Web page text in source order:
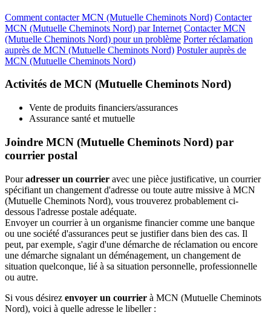
Comment contacter MCN (Mutuelle Cheminots Nord) Contacter
MCN (Mutuelle Cheminots Nord) par Internet Contacter MCN
(Mutuelle Cheminots Nord) pour un problème Porter réclamation
auprès de MCN (Mutuelle Cheminots Nord) Postuler auprès de
MCN (Mutuelle Cheminots Nord)
Activités de MCN (Mutuelle Cheminots Nord)
Vente de produits financiers/assurances
Assurance santé et mutuelle
Joindre MCN (Mutuelle Cheminots Nord) par
courrier postal
Pouradresser un courrier avec une pièce justificative, un courrier
spécifiant un changement d'adresse ou toute autre missive à MCN
(Mutuelle Cheminots Nord), vous trouverez probablement ci-
dessous l'adresse postale adéquate.
Envoyer un courrier à un organisme financier comme une banque
ou une société d'assurances peut se justifier dans bien des cas. Il
peut, par exemple, s'agir d'une démarche de réclamation ou encore
une démarche signalant un déménagement, un changement de
situation quelconque, lié à sa situation personnelle, professionnelle
ou autre.
Si vous désirez envoyer un courrier à MCN (Mutuelle Cheminots
Nord), voici à quelle adresse le libeller :